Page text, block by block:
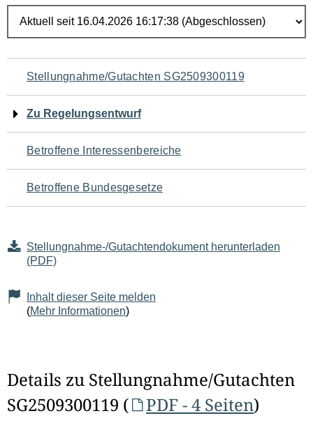
Navigation
für
den
Seiteninhalt
Stellungnahme/Gutachten SG2509300119
Zu Regelungsentwurf
Betroffene Interessenbereiche
Betroffene Bundesgesetze
Stellungnahme-/Gutachtendokument herunterladen
(PDF)
Inhalt dieser Seite melden
(Mehr Informationen)
Details zu Stellungnahme/Gutachten
SG2509300119 (
PDF - 4 Seiten)